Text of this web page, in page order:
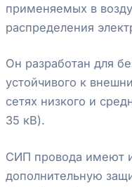
применяемых в
распределения
Он разработан для
устойчивого к
сетях низкого и
35 кВ).
СИП провода имеют
дополнительную